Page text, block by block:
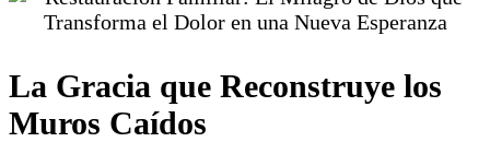
La Gracia que Reconstruye los
Muros Caídos